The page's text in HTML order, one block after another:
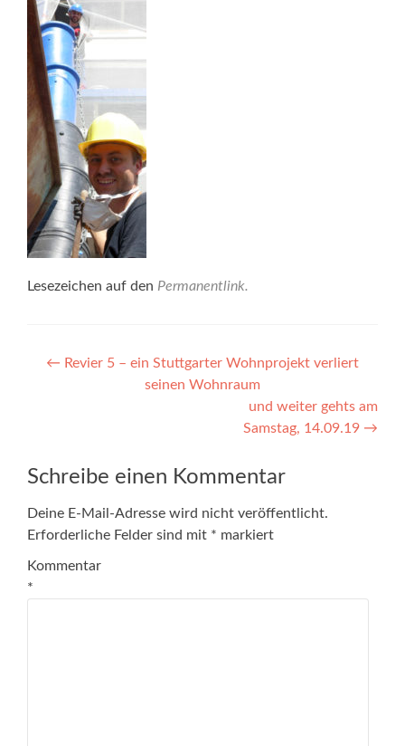
Lesezeichen auf den Permanentlink.
Beitragsnavigation
← Revier 5 – ein Stuttgarter Wohnprojekt verliert
seinen Wohnraum
und weiter gehts am
Samstag, 14.09.19 →
Schreibe einen Kommentar
Deine E-Mail-Adresse wird nicht veröffentlicht.
Erforderliche Felder sind mit * markiert
Kommentar
*